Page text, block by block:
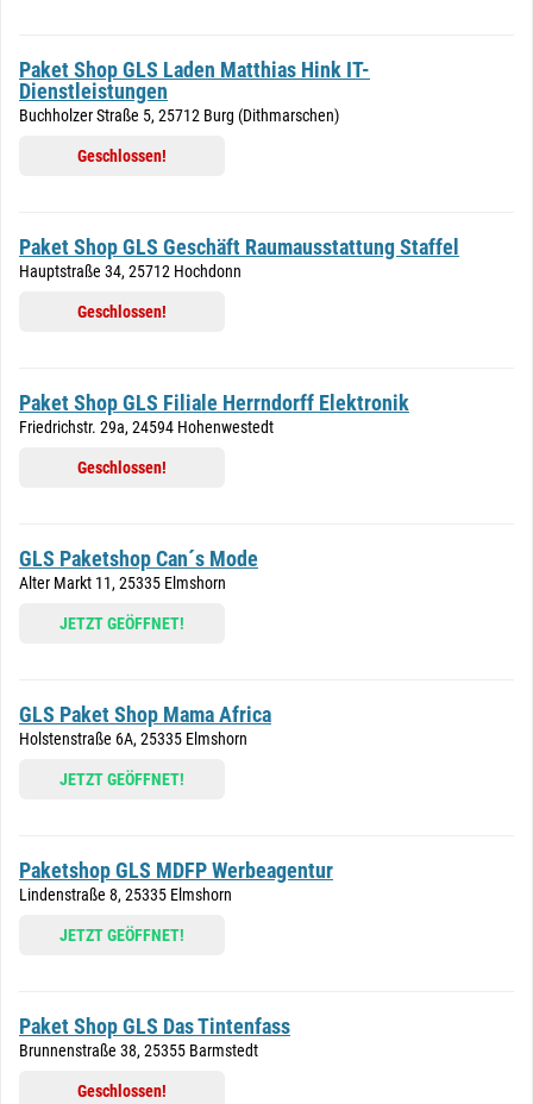
Paket Shop GLS Laden Matthias Hink IT-
Dienstleistungen
Buchholzer Straße 5, 25712 Burg (Dithmarschen)
Geschlossen!
Paket Shop GLS Geschäft Raumausstattung Staffel
Hauptstraße 34, 25712 Hochdonn
Geschlossen!
Paket Shop GLS Filiale Herrndorff Elektronik
Friedrichstr. 29a, 24594 Hohenwestedt
Geschlossen!
GLS Paketshop Can´s Mode
Alter Markt 11, 25335 Elmshorn
JETZT GEÖFFNET!
GLS Paket Shop Mama Africa
Holstenstraße 6A, 25335 Elmshorn
JETZT GEÖFFNET!
Paketshop GLS MDFP Werbeagentur
Lindenstraße 8, 25335 Elmshorn
JETZT GEÖFFNET!
Paket Shop GLS Das Tintenfass
Brunnenstraße 38, 25355 Barmstedt
Geschlossen!